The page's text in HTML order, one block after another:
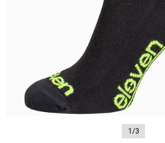
1/3